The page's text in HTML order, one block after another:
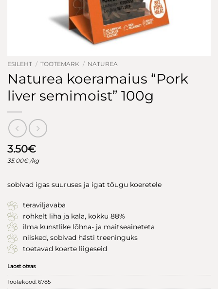
ESILEHT / TOOTEMARK / NATUREA
Naturea koeramaius “Pork
liver semimoist” 100g
3.50€
35.00€ /kg
sobivad igas suuruses ja igat tõugu koeretele
teraviljavaba
rohkelt liha ja kala, kokku 88%
ilma kunstlike lõhna- ja maitseaineteta
niisked, sobivad hästi treeninguks
toetavad koerte liigeseid
Laost otsas
Tootekood: 6785